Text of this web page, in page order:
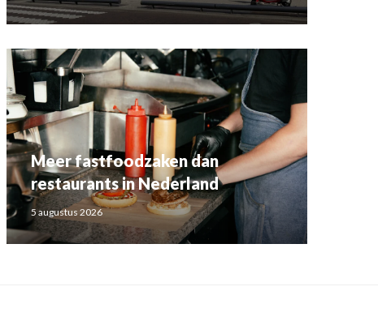
Meer fastfoodzaken dan
restaurants in Nederland
5 augustus 2026